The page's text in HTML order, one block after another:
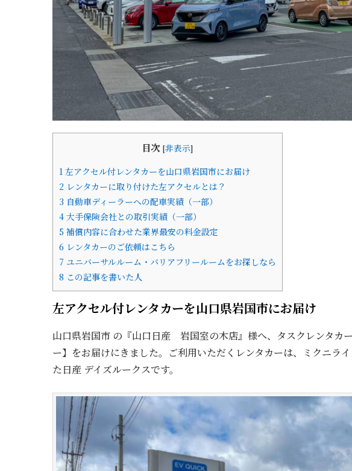
目次 [非表示]
1 左アクセル付レンタカーを山口県岩国市にお届け
2 レンタカーに取り付けた左アクセルとは？
3 自動車ディーラーへの配車実績（一部）
4 大手保険会社との取引実績（一部）
5 補償内容に合わせた業界最安の料金設定
6 レンタカーのご依頼はこちら
7 ユニバーサルルーム・バリアフリールームをお探しなら
8 この記事を書いた人
左アクセル付レンタカーを山口県岩国市にお届け
山口県岩国市 の『山口日産 岩国室の木店』様へ、タスクレンタカ
ー】をお届けにきました。ご利用いただくレンタカーは、ミクニラ
た日産 デイズルークスです。